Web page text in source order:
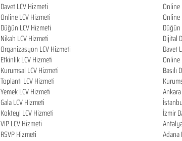
Davet LCV Hizmeti
Online LCV Hizmeti
Düğün LCV Hizmeti
Nikah LCV Hizmeti
Organizasyon LCV Hizmeti
Etkinlik LCV Hizmeti
Kurumsal LCV Hizmeti
Toplantı LCV Hizmeti
Yemek LCV Hizmeti
Gala LCV Hizmeti
Kokteyl LCV Hizmeti
VIP LCV Hizmeti
RSVP Hizmeti
Online
Dijital
Davet
Basılı
İzmir
Adana